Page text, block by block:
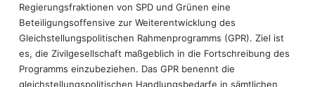
Regierungsfraktionen von SPD und Grünen eine
Beteiligungsoffensive zur Weiterentwicklung des
Gleichstellungspolitischen Rahmenprogramms (GPR). Ziel ist
es, die Zivilgesellschaft maßgeblich in die Fortschreibung des
Programms einzubeziehen. Das GPR benennt die
gleichstellungspolitischen Handlungsbedarfe in sämtlichen